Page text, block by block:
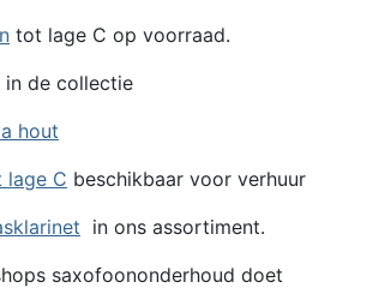
tot lage C op voorraad.
in de collectie
hout
lage C beschikbaar voor verhuur
in ons assortiment.
saxofoononderhoud doet